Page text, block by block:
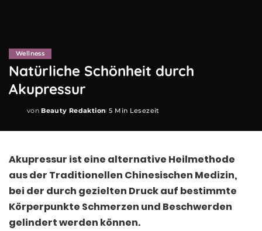
Wellness
Natürliche Schönheit durch
Akupressur
Posted
von Beauty Redaktion 5 Min Lesezeit
Akupressur ist eine alternative Heilmethode
aus der Traditionellen Chinesischen Medizin,
bei der durch gezielten Druck auf bestimmte
Körperpunkte Schmerzen und Beschwerden
gelindert werden können.